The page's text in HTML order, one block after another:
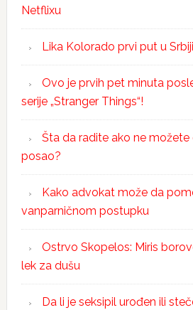
Netflixu
Lika Kolorado prvi put u
Ovo je prvih pet minuta
serije „Stranger Things“!
Šta da radite ako ne
posao?
Kako advokat može da
vanparničnom postupku
Ostrvo Skopelos: Miris
lek za dušu
Da li je seksipil urođen ili